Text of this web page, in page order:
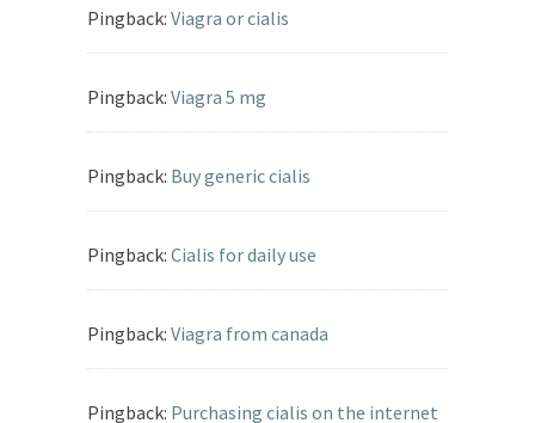
Pingback: Viagra or cialis
Pingback: Viagra 5 mg
Pingback: Buy generic cialis
Pingback: Cialis for daily use
Pingback: Viagra from canada
Pingback: Purchasing cialis on the internet